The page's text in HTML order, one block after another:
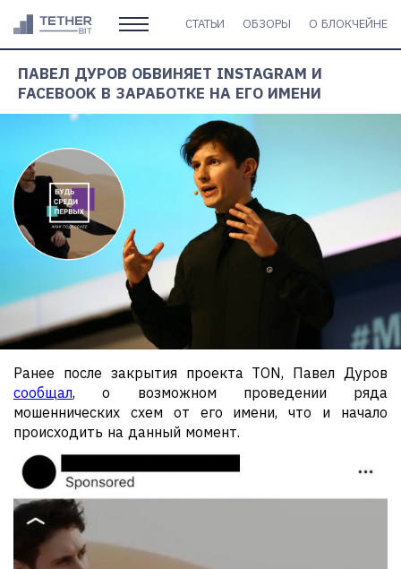
СТАТЬИ ОБЗОРЫ О БЛОКЧЕЙНЕ
ПАВЕЛ ДУРОВ ОБВИНЯЕТ INSTAGRAM И
FACEBOOK В ЗАРАБОТКЕ НА ЕГО ИМЕНИ
Ранее после закрытия проекта TON, Павел Дуров
сообщал, о возможном проведении ряда
мошеннических схем от его имени, что и начало
происходить на данный момент.